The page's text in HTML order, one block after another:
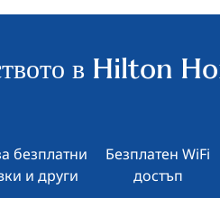
в Hilton
безплатни
и други
Безплатен WiFi
достъп